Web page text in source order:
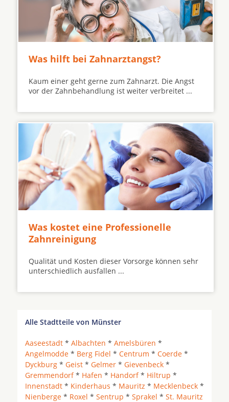
Was hilft bei Zahnarztangst?
Kaum einer geht gerne zum Zahnarzt. Die Angst
vor der Zahnbehandlung ist weiter verbreitet ...
Was kostet eine Professionelle
Zahnreinigung
Qualität und Kosten dieser Vorsorge können sehr
unterschiedlich ausfallen ...
Alle Stadtteile von Münster
Aaseestadt * Albachten * Amelsbüren *
Angelmodde * Berg Fidel * Centrum * Coerde *
Dyckburg * Geist * Gelmer * Gievenbeck *
Gremmendorf* Hafen * Handorf* Hiltrup *
Innenstadt * Kinderhaus * Mauritz * Mecklenbeck *
Nienberge * Roxel * Sentrup * Sprakel * St. Mauritz